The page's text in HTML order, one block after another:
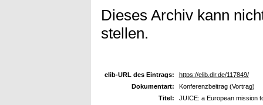
Dieses Archiv kann
stellen.
elib-URL des Eintrags:
https://elib.dlr.de/117849/
Dokumentart:
Konferenzbeitrag (Vortrag)
Titel:
JUICE: a European mission